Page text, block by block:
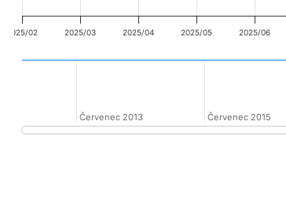
Červenec 2013
Červenec 2013 Červenec 2015
Červenec 2015
2025/02 2025/03 2025/04 2025/05 2025/06